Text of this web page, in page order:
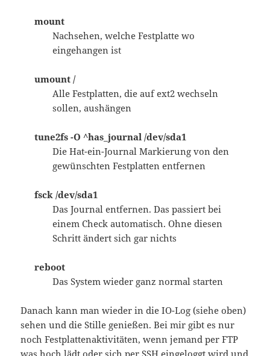
mount
Nachsehen, welche Festplatte wo
eingehangen ist
umount /
Alle Festplatten, die auf ext2 wechseln
sollen, aushängen
tune2fs -O ^has_journal /dev/sda1
Die Hat-ein-Journal Markierung von den
gewünschten Festplatten entfernen
fsck /dev/sda1
Das Journal entfernen. Das passiert bei
einem Check automatisch. Ohne diesen
Schritt ändert sich gar nichts
reboot
Das System wieder ganz normal starten
Danach kann man wieder in die IO-Log (siehe oben)
sehen und die Stille genießen. Bei mir gibt es nur
noch Festplattenaktivitäten, wenn jemand per FTP